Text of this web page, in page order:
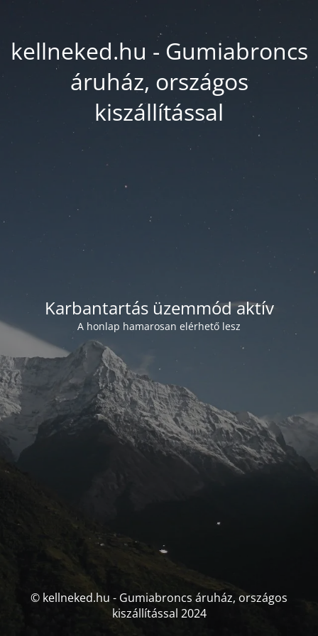
kellneked.hu - Gumiabroncs
áruház, országos
kiszállítással
Karbantartás üzemmód aktív
A honlap hamarosan elérhető lesz
© kellneked.hu - Gumiabroncs áruház, országos
kiszállítással 2024